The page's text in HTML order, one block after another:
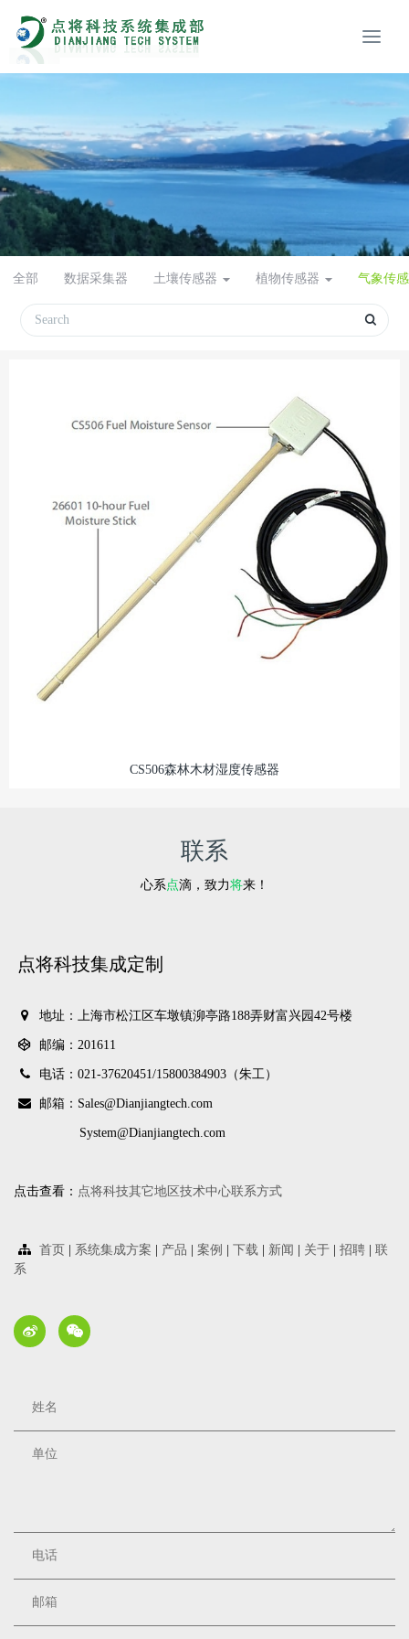
全部 数据采集器 土壤传感器 植物传感器 气象传
CS506森林木材湿度传感器
联系
心系点滴，致力将来！
点将科技集成定制
地址：上海市松江区车墩镇泖亭路188弄财富兴园42号楼
邮编：201611
电话：021-37620451/15800384903（朱工）
邮箱：Sales@Dianjiangtech.com
System@Dianjiangtech.com
点击查看： 点将科技其它地区技术中心联系方式
首页 系统集成方案 产品 案例 下载 新闻 关于 招聘
联
系